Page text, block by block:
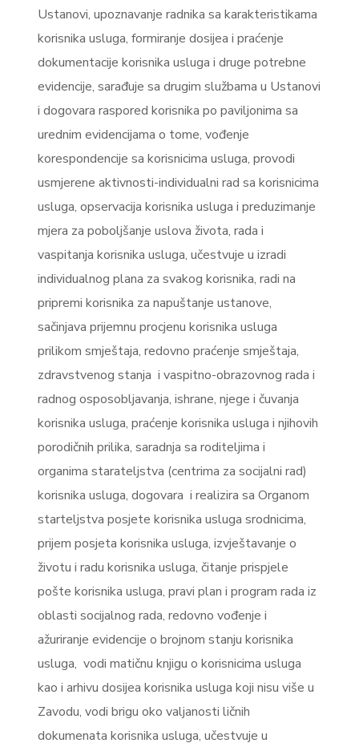
Ustanovi,upoznavanje radnika sa karakteristikama
korisnika usluga, formiranje dosijea i praćenje
dokumentacije korisnika usluga i druge potrebne
evidencije, sarađuje sa drugim službama u Ustanovi
i dogovara raspored korisnika po paviljonima sa
urednim evidencijama o tome, vođenje
korespondencije sa korisnicima usluga, provodi
usmjerene aktivnosti-individualni rad sa korisnicima
usluga, opservacija korisnika usluga i preduzimanje
mjera za poboljšanje uslova života, rada i
vaspitanja korisnika usluga, učestvuje u izradi
individualnog plana za svakog korisnika, radi na
pripremi korisnika za napuštanje ustanove,
sačinjava prijemnu procjenu korisnika usluga
prilikom smještaja, redovno praćenje smještaja,
zdravstvenog stanja i vaspitno-obrazovnog rada i
radnog osposobljavanja, ishrane, njege i čuvanja
korisnika usluga, praćenje korisnika usluga i njihovih
porodičnih prilika, saradnja sa roditeljima i
organima starateljstva (centrima za socijalni rad)
korisnika usluga, dogovara i realizira sa Organom
starteljstva posjete korisnika usluga srodnicima,
prijem posjeta korisnika usluga, izvještavanje o
životu i radu korisnika usluga, čitanje prispjele
pošte korisnika usluga, pravi plan i program rada iz
oblasti socijalnog rada, redovno vođenje i
ažuriranje evidencije o brojnom stanju korisnika
usluga, vodi matičnu knjigu o korisnicima usluga
kao i arhivu dosijea korisnika usluga koji nisu više u
Zavodu, vodi brigu oko valjanosti ličnih
dokumenata korisnika usluga, učestvuje u